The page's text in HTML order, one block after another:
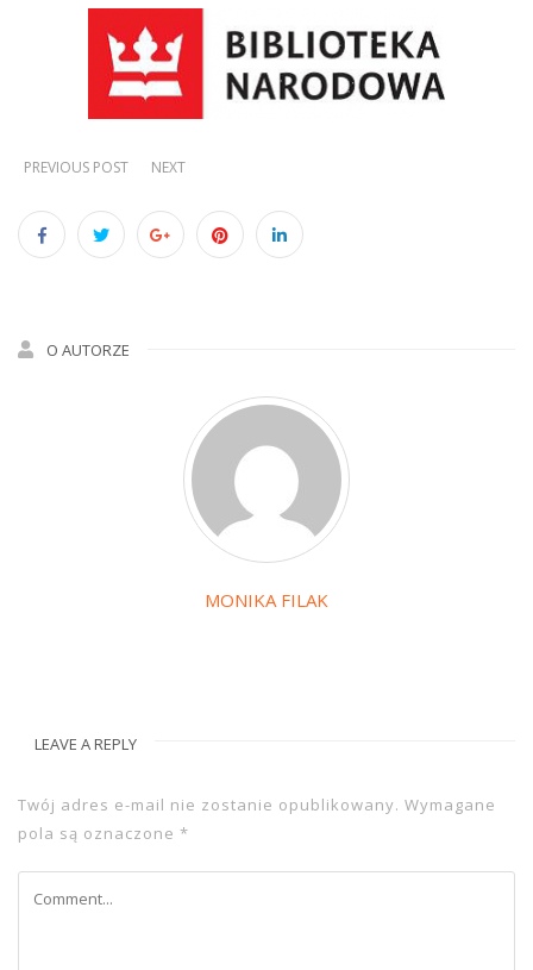
PREVIOUS POST NEXT
O AUTORZE
MONIKA FILAK
LEAVE A REPLY
Twój adres e-mail nie zostanie opublikowany. Wymagane
pola są oznaczone *